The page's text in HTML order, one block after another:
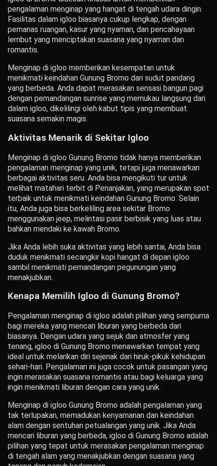
pengalaman menginap yang hangat di tengah udara dingin.
Fasilitas dalam igloo biasanya cukup lengkap, dengan
pemanas ruangan, kasur yang nyaman, dan pencahayaan
lembut yang menciptakan suasana yang nyaman dan
romantis.
Menginap di igloo memberikan kesempatan untuk
menikmati keindahan Gunung Bromo dari sudut pandang
yang berbeda. Anda dapat merasakan sensasi bangun pagi
dengan pemandangan sunrise yang memukau langsung dari
dalam igloo, dikelilingi oleh kabut tipis yang membuat
suasana semakin magis.
Aktivitas Menarik di Sekitar Igloo
Menginap di igloo Gunung Bromo tidak hanya memberikan
pengalaman menginap yang unik, tetapi juga menawarkan
berbagai aktivitas seru. Anda bisa mengikuti tur untuk
melihat matahari terbit di Penanjakan, yang merupakan spot
terbaik untuk menikmati keindahan Gunung Bromo. Selain
itu, Anda juga bisa berkeliling area sekitar Bromo
menggunakan jeep, melintasi pasir berbisik yang luas atau
bahkan mendaki ke kawah Bromo.
Jika Anda lebih suka aktivitas yang lebih santai, Anda bisa
duduk menikmati secangkir kopi hangat di depan igloo
sambil menikmati pemandangan pegunungan yang
menakjubkan.
Kenapa Memilih Igloo di Gunung Bromo?
Pengalaman menginap di igloo adalah pilihan yang sempurna
bagi mereka yang mencari liburan yang berbeda dari
biasanya. Dengan udara yang sejuk dan atmosfer yang
tenang, igloo di Gunung Bromo menawarkan tempat yang
ideal untuk melarikan diri sejenak dari hiruk-pikuk kehidupan
sehari-hari. Pengalaman ini juga cocok untuk pasangan yang
ingin merasakan suasana romantis atau bagi keluarga yang
ingin menikmati liburan dengan cara yang unik.
Menginap di igloo Gunung Bromo adalah pengalaman yang
tak terlupakan, memadukan kenyamanan dan keindahan
alam dengan sentuhan petualangan yang unik. Jika Anda
mencari liburan yang berbeda, igloo di Gunung Bromo adalah
pilihan yang tepat untuk merasakan pengalaman menginap
di tengah alam yang menakjubkan dengan suasana yang